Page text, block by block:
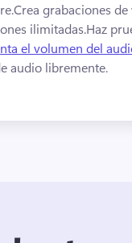
Crea grabaciones de
ilimitadas.Haz
el volumen del
audio libremente.